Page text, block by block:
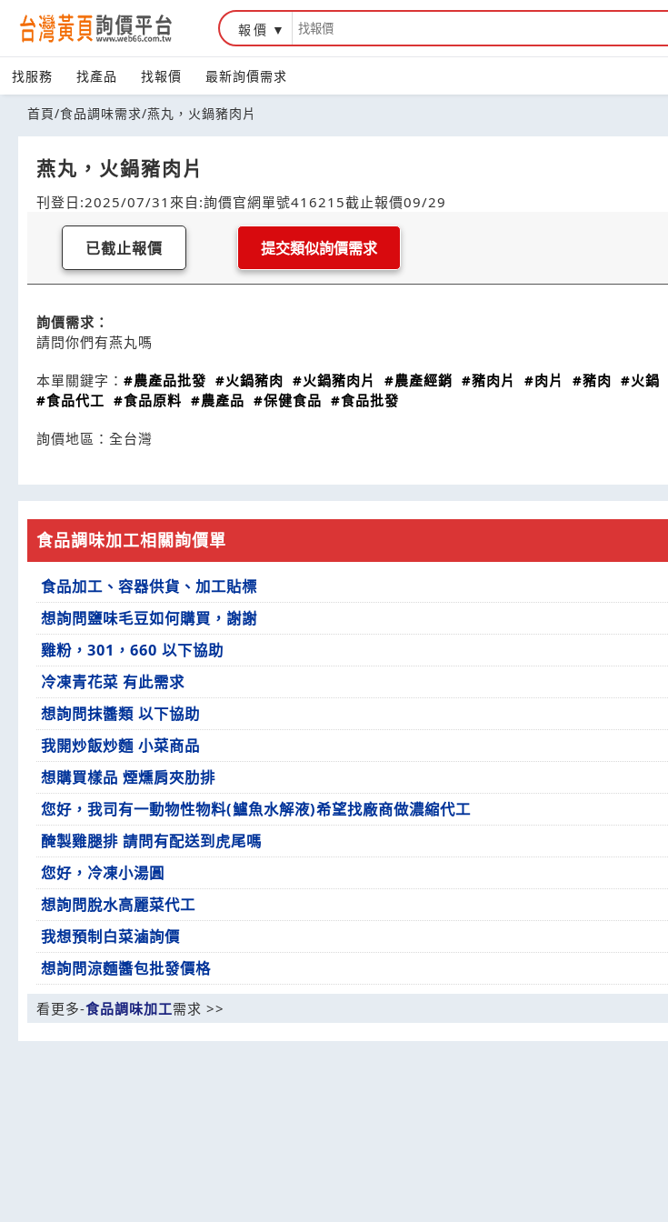
報價
找服務 找產品 找報價 最新詢價需求
首頁/食品調味需求/燕丸，火鍋豬肉片
燕丸，火鍋豬肉片
刊登日:2025/07/31 來自:詢價官網單號416215截止報價09/29
已截止報價 提交類似詢價需求
詢價需求：
請問你們有燕丸嗎
本單關鍵字： #農產品批發 #火鍋豬肉 #火鍋豬肉片 #農產經銷 #豬肉片 #肉片 #豬肉 #火鍋
#食品代工 #食品原料 #農產品 #保健食品 #食品批發
詢價地區： 全台灣
食品調味加工相關詢價單
食品加工、容器供貨、加工貼標
想詢問鹽味毛豆如何購買，謝謝
雞粉，301，660 以下協助
冷凍青花菜 有此需求
想詢問抹醬類 以下協助
我開炒飯炒麵 小菜商品
想購買樣品 煙燻肩夾肋排
您好，我司有一動物性物料(鱸魚水解液)希望找廠商做濃縮代工
醃製雞腿排 請問有配送到虎尾嗎
您好，冷凍小湯圓
想詢問脫水高麗菜代工
我想預制白菜滷詢價
想詢問涼麵醬包批發價格
看更多-食品調味加工需求 >>